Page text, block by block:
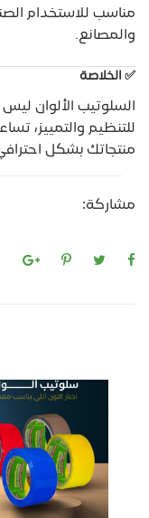
مناسب للاستخدام
والمصانع.
✅ الخلاصة
السلوتيب الألوان
للتنظيم والتمييز،
منتجاتك بشكل
مشاركة: